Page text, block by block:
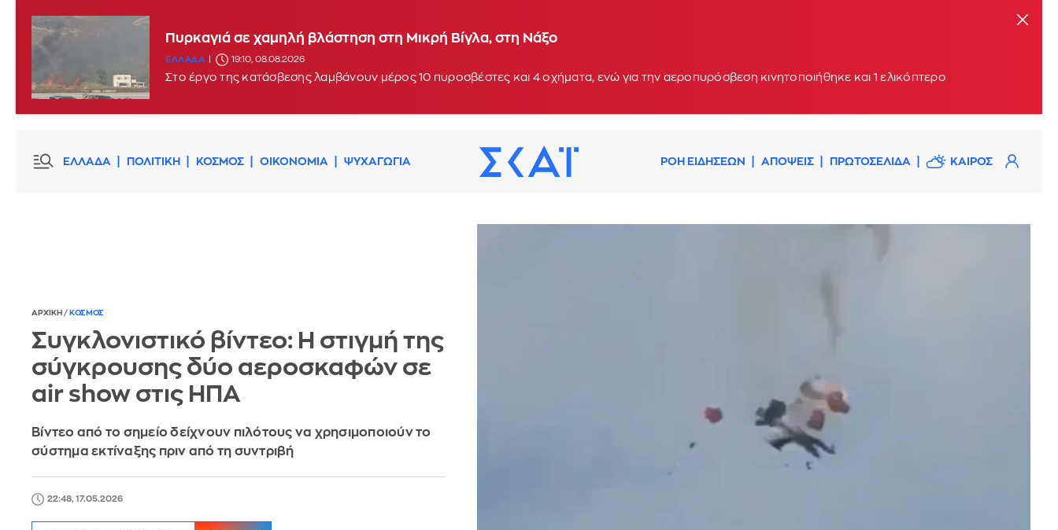
Πυρκαγιά σε χαμηλή βλάστηση στη Μικρή Βίγλα, στη Νάξο
ΕΛΛΑΔΑ 19:10, 08.08.2026
Στο έργο της κατάσβεσης λαμβάνουν μέρος 10 πυροσβέστες και 4 οχήματα, ενώ για την αεροπυρόσβεση κινητοποιήθηκε και 1 ελικόπτερο
ΕΛΛΑΔΑ ΠΟΛΙΤΙΚΗ ΚΟΣΜΟΣ ΟΙΚΟΝΟΜΙΑ ΨΥΧΑΓΩΓΙΑ ΡΟΗ ΕΙΔΗΣΕΩΝ ΑΠΟΨΕΙΣ ΠΡΩΤΟΣΕΛΙΔΑ ΚΑΙΡΟΣ
ΑΡΧΙΚΗ / ΚΟΣΜΟΣ
Συγκλονιστικό βίντεο: Η στιγμή της
σύγκρουσης δύο αεροσκαφών σε
air show στις ΗΠΑ
Βίντεο από το σημείο δείχνουν πιλότους να χρησιμοποιούν το
σύστημα εκτίναξης πριν από τη συντριβή
22:48, 17.05.2026